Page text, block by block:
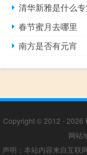
清华新雅是什么
春节蜜月去哪里
南方是否有元宵
Copyright © 2012 - 2026
网站
声明：本站内容来自互联